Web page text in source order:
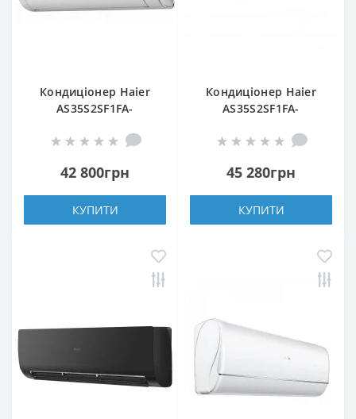
Кондиціонер Haier
AS35S2SF1FA-
42 800грн
КУПИТИ
Кондиціонер Haier
AS35S2SF1FA-
45 280грн
КУПИТИ